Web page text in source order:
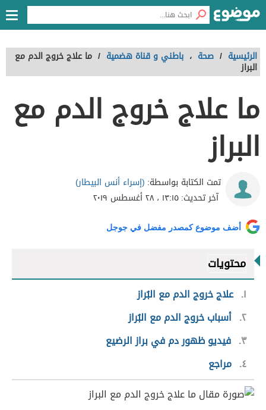
الرئيسية / صحة ، باطني و قناة هضمية / ما علاج خروج الدم مع
البراز
ما علاج خروج الدم مع
البراز
تمت الكتابة بواسطة: (إسراء أنس البيطار)
آخر تحديث:١٣:١٥ ، ٢٨ أغسطس ٢٠١٩
أضف موضوع كمصدر مفضل في جوجل
محتويات
١ علاج خروج الدم مع البُراز
٢ أسباب خروج الدم مع البُراز
٣ فيديو ظهور دم في براز الرضيع
٤ مراجع